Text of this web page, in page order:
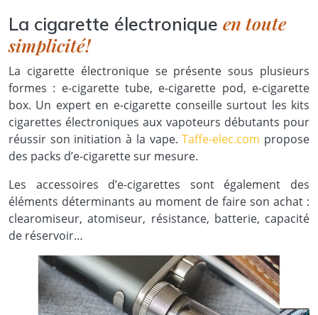
La cigarette électronique en toute
simplicité !
La cigarette électronique se présente sous plusieurs
formes : e-cigarette tube, e-cigarette pod, e-cigarette
box. Un expert en e-cigarette conseille surtout les kits
cigarettes électroniques aux vapoteurs débutants pour
réussir son initiation à la vape.Taffe-elec.com propose
des packs d’e-cigarette sur mesure.
Les accessoires d’e-cigarettes sont également des
éléments déterminants au moment de faire son achat :
clearomiseur, atomiseur, résistance, batterie, capacité
de réservoir…